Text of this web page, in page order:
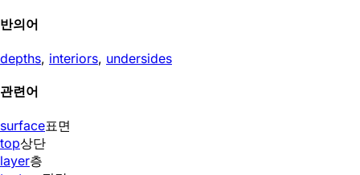
반의어
depths, interiors, undersides
관련어
surface표면
top상단
layer층